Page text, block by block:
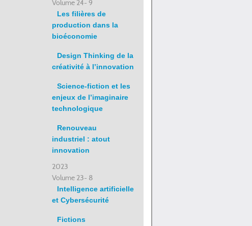
Volume 24- 9
Les filières de
production dans la
bioéconomie
Design Thinking de la
créativité à l’innovation
Science-fiction et les
enjeux de l’imaginaire
technologique
Renouveau
industriel : atout
innovation
2023
Volume 23- 8
Intelligence artificielle
et Cybersécurité
Fictions